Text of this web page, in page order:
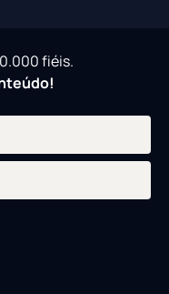
fiéis.